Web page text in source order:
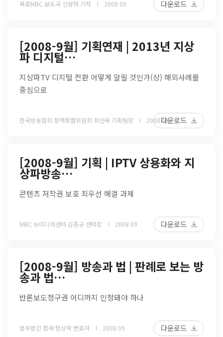
목포MBC 보도국 신광하 기자 2008 09 다운로드
[2008-9월] 기획연재 | 2013년 지상
파 디지털…
지상파TV 디지털 전환 어떻게 알릴 것인가(상) 해외사례를
중심으로
한국방송협회 정책특별위원회 최선욱 기획팀장 2008 09다운로드
[2008-9월] 기획 | IPTV 상용화와 지
상파방송…
콘텐츠 저작권 보호 최우선 해결 과제
MBC 뉴미디어센터 김종규 센터장 2008 09 다운로드
[2008-9월] 방송과 법 | 판례로 보는 방
송과 법…
반론보도청구권 어디까지 인정돼야 하나
법무법인 정세 한상혁 변호사 2008 09 다운로드